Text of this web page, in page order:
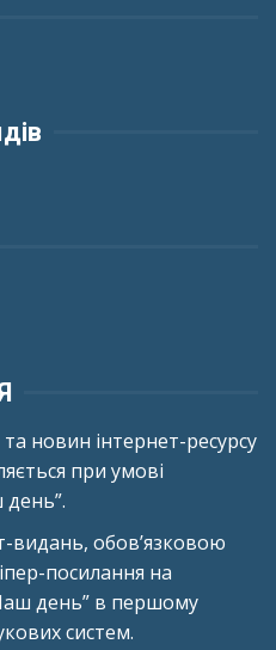
новин інтернет-ресурсу
при умові
день”.
видань, обов’язковою
посилання на
день” в першому
систем.